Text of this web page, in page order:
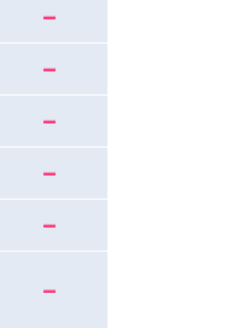
-
-
-
-
-
-